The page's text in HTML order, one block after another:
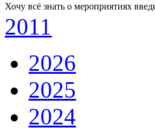
Хочу всё знать о мероприятиях
2011
2026
2025
2024